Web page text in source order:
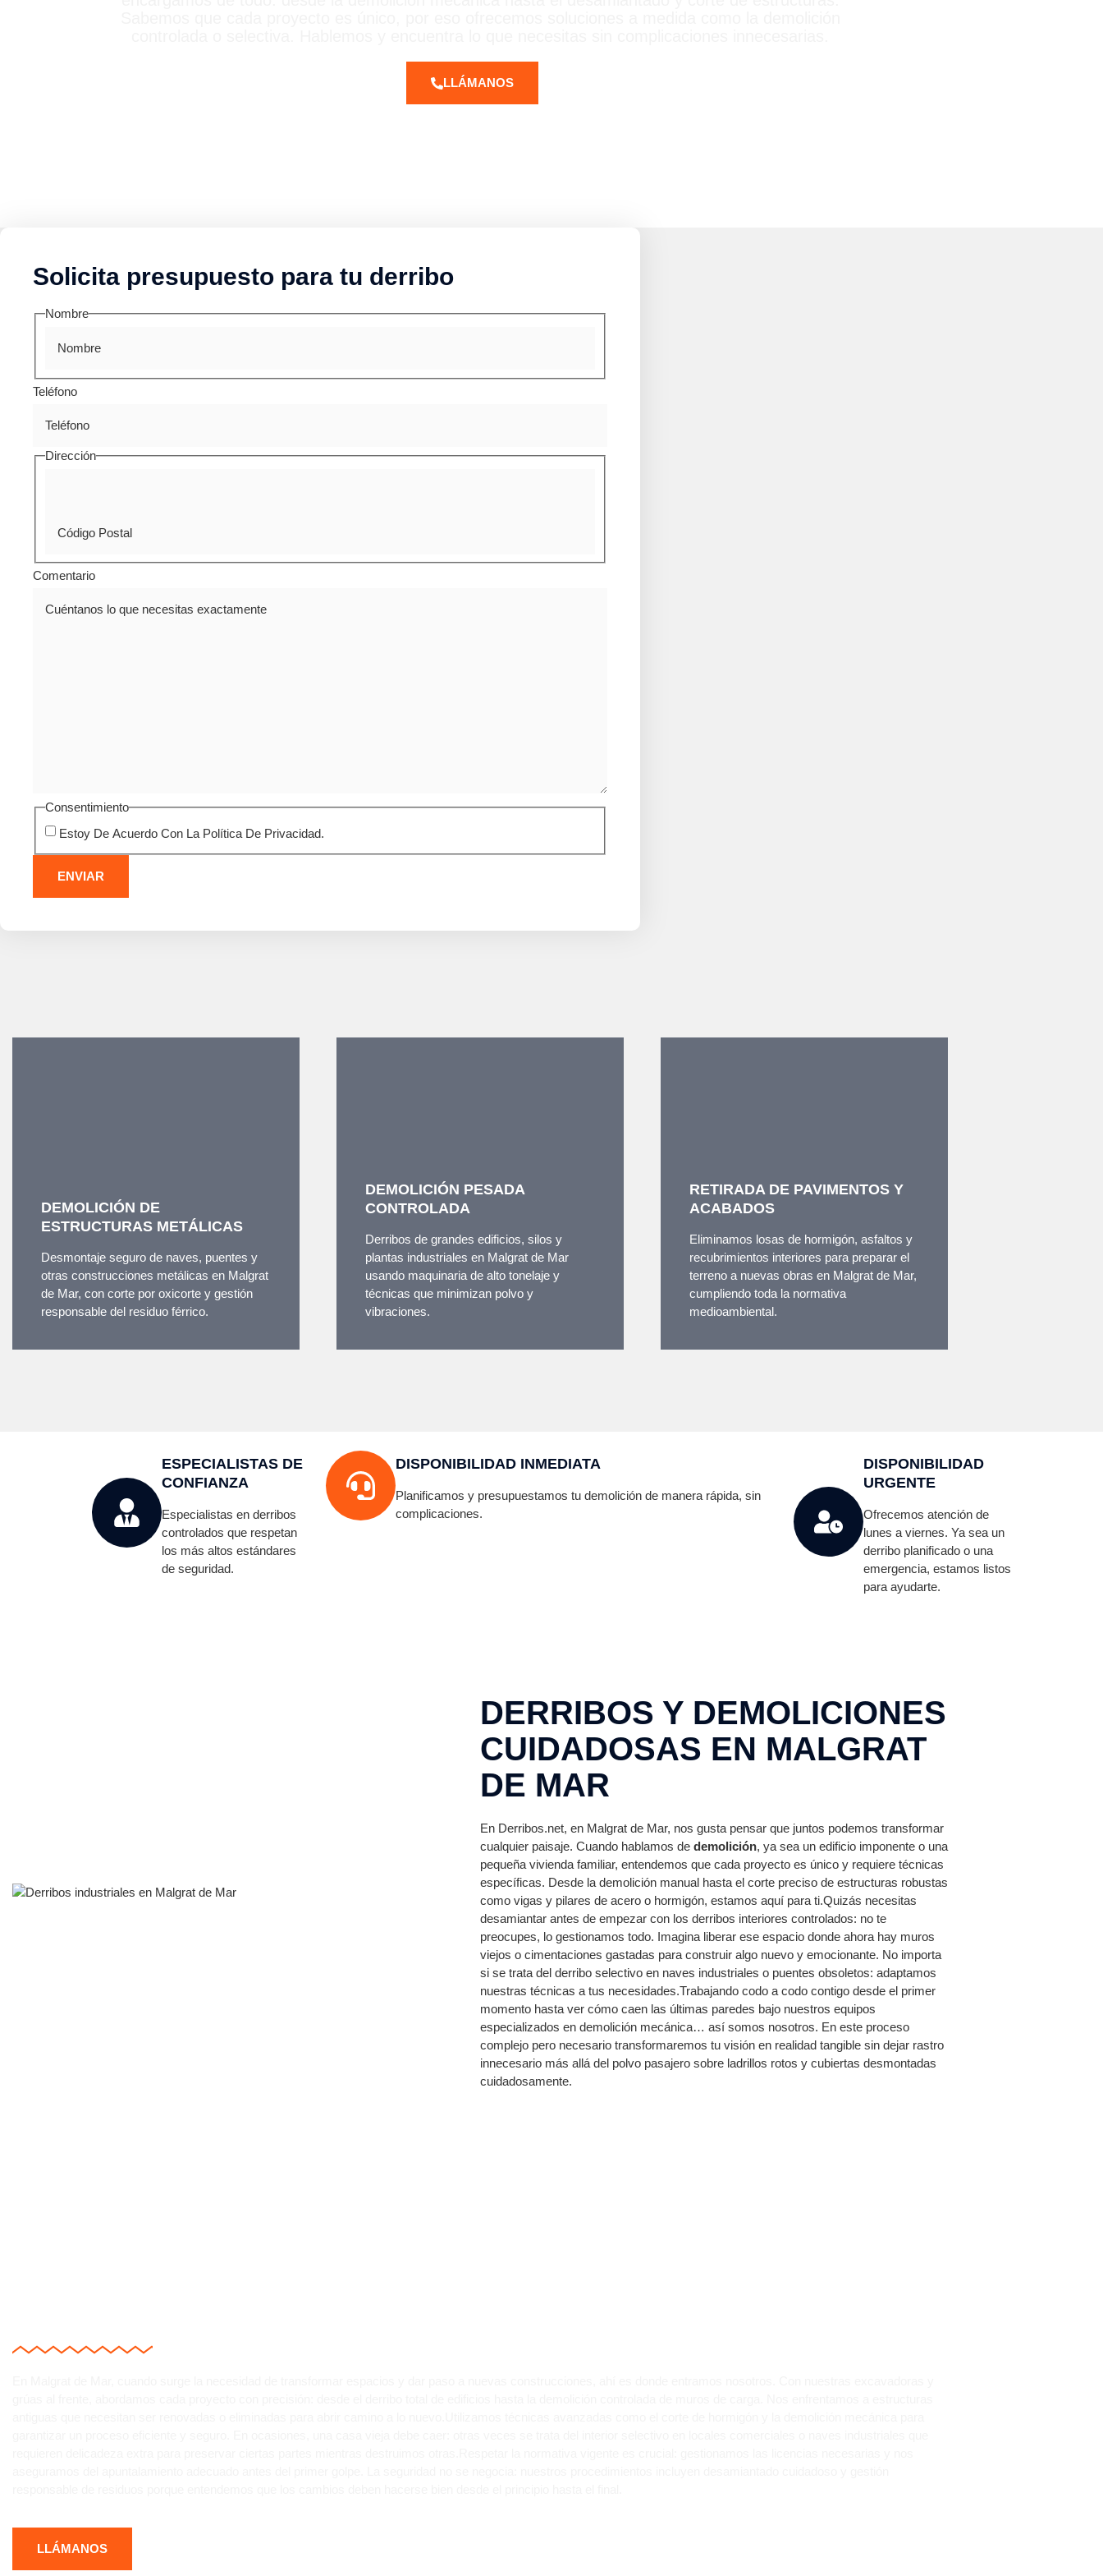
LLÁMANOS
Solicita presupuesto para tu derribo
Nombre
Teléfono
Dirección
Comentario
Consentimiento
Estoy De Acuerdo Con La Política De Privacidad.
DEMOLICIÓN DE
ESTRUCTURAS METÁLICAS
Desmontaje seguro de naves, puentes y
otras construcciones metálicas en Malgrat
de Mar, con corte por oxicorte y gestión
responsable del residuo férrico.
DEMOLICIÓN PESADA
CONTROLADA
Derribos de grandes edificios, silos y
plantas industriales en Malgrat de Mar
usando maquinaria de alto tonelaje y
técnicas que minimizan polvo y
vibraciones.
RETIRADA DE PAVIMENTOS Y
ACABADOS
Eliminamos losas de hormigón, asfaltos y
recubrimientos interiores para preparar el
terreno a nuevas obras en Malgrat de Mar,
cumpliendo toda la normativa
medioambiental.
ESPECIALISTAS DE
CONFIANZA
Especialistas en derribos
controlados que respetan
los más altos estándares
de seguridad.
DISPONIBILIDAD INMEDIATA
Planificamos y presupuestamos tu demolición de manera rápida, sin
complicaciones.
DISPONIBILIDAD
URGENTE
Ofrecemos atención de
lunes a viernes. Ya sea un
derribo planificado o una
emergencia, estamos listos
para ayudarte.
DERRIBOS Y DEMOLICIONES
CUIDADOSAS EN MALGRAT
DE MAR
En Derribos.net, en Malgrat de Mar, nos gusta pensar que juntos podemos transformar
cualquier paisaje. Cuando hablamos de demolición, ya sea un edificio imponente o una
pequeña vivienda familiar, entendemos que cada proyecto es único y requiere técnicas
específicas. Desde la demolición manual hasta el corte preciso de estructuras robustas
como vigas y pilares de acero o hormigón, estamos aquí para ti.Quizás necesitas
desamiantar antes de empezar con los derribos interiores controlados: no te
preocupes, lo gestionamos todo. Imagina liberar ese espacio donde ahora hay muros
viejos o cimentaciones gastadas para construir algo nuevo y emocionante. No importa
si se trata del derribo selectivo en naves industriales o puentes obsoletos: adaptamos
nuestras técnicas a tus necesidades.Trabajando codo a codo contigo desde el primer
momento hasta ver cómo caen las últimas paredes bajo nuestros equipos
especializados en demolición mecánica… así somos nosotros. En este proceso
complejo pero necesario transformaremos tu visión en realidad tangible sin dejar rastro
innecesario más allá del polvo pasajero sobre ladrillos rotos y cubiertas desmontadas
cuidadosamente.
LLÁMANOS